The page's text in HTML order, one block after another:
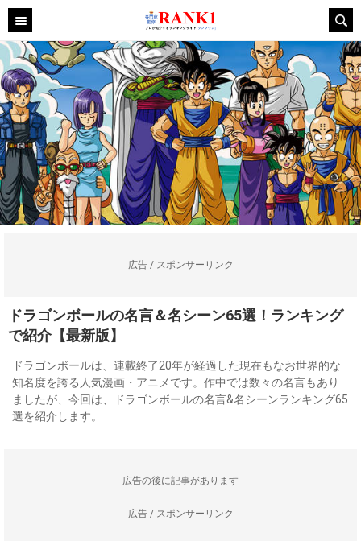
広告 / スポンサーリンク
ドラゴンボールの名言＆名シーン65選！ランキング
で紹介【最新版】
ドラゴンボールは、連載終了20年が経過した現在もなお世界的な
知名度を誇る人気漫画・アニメです。作中では数々の名言もあり
ましたが、今回は、ドラゴンボールの名言&名シーンランキング65
選を紹介します。
--------------------広告の後に記事があります--------------------
広告 / スポンサーリンク